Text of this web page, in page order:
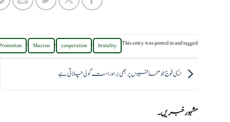
This entry was posted inand tagged
brutality
,
cooperation
,
Macron
,
ایسی فوج جو صحافیوں پر بھی براہ راست گولی چلاتی ہے
مشہور خبریں۔